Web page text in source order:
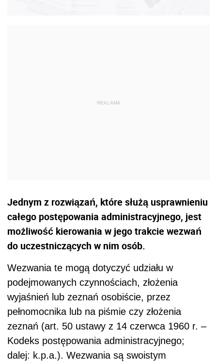
Jednym z rozwiązań, które służą usprawnieniu
całego postępowania administracyjnego, jest
możliwość kierowania w jego trakcie wezwań
do uczestniczących w nim osób.
Wezwania te mogą dotyczyć udziału w
podejmowanych czynnościach, złożenia
wyjaśnień lub zeznań osobiście, przez
pełnomocnika lub na piśmie czy złożenia
zeznań (art. 50 ustawy z 14 czerwca 1960 r. –
Kodeks postępowania administracyjnego;
dalej: k.p.a.). Wezwania są swoistym